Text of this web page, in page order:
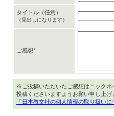
タイトル（任意）
（見出しになります）
ご感想*
※ご投稿いただいたご感想はニックネ
投稿くださいますようお願い申し上げ
「日本教文社の個人情報の取り扱いに